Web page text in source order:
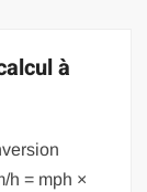
à
h = mph ×